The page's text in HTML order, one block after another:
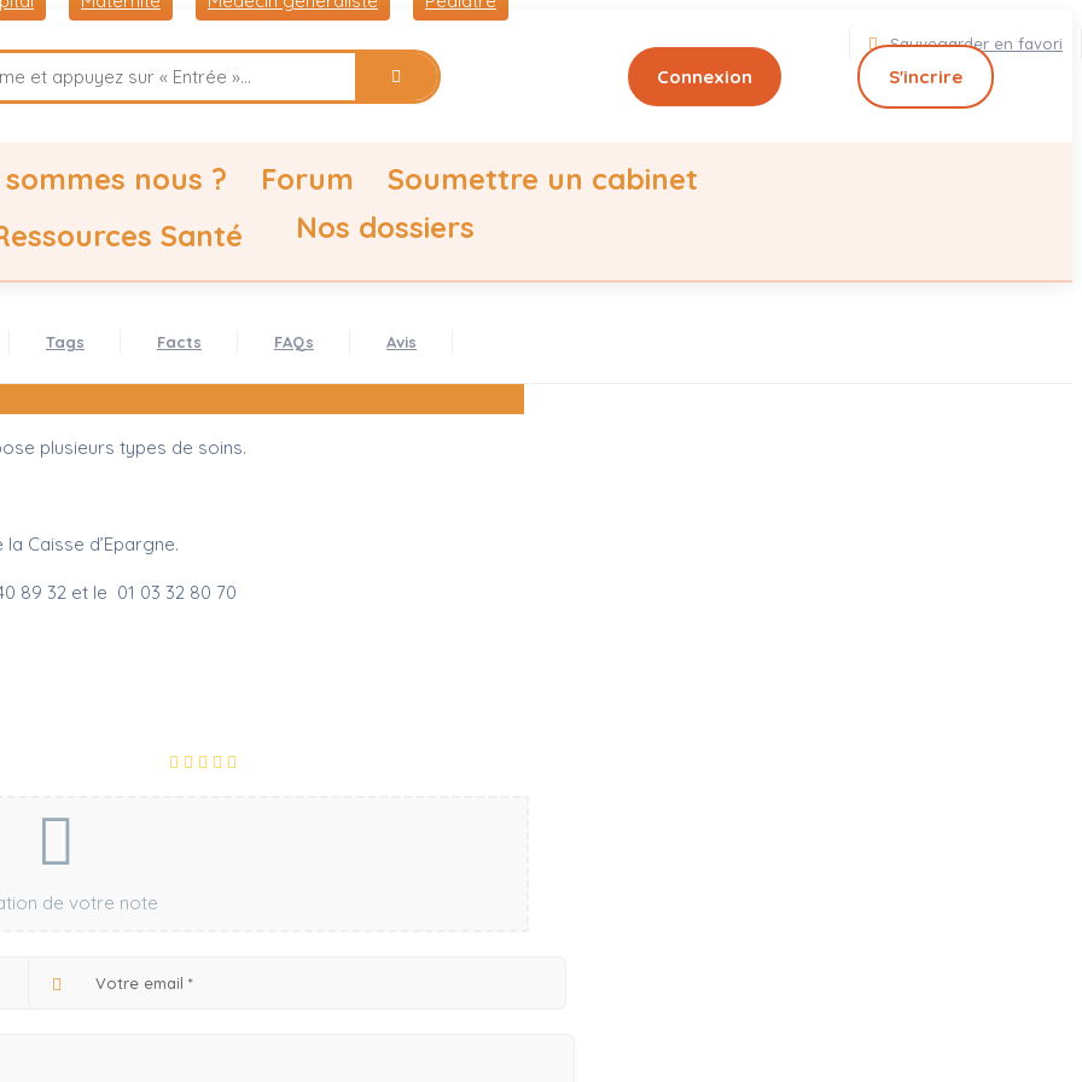
Connexion S'incrire
sommes nous ? Forum
Soumettre un cabinet
Santé
Nos dossiers
Tags Facts FAQs Avis
Sauvegarder en favori
plusieurs types de soins.
Caisse d’Epargne.
89 32 et le 01 03 32 80 70
de votre note